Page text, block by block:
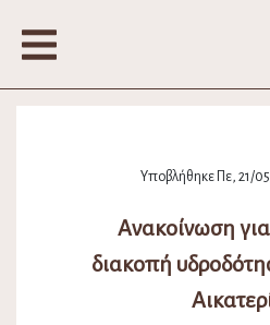
Υποβλήθηκε Πε, 21/
Ανακοίνωση
διακοπή